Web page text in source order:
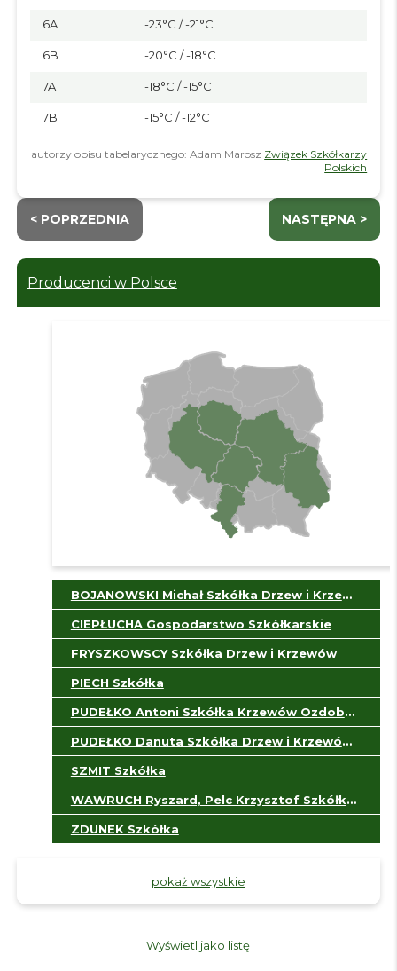
6A -23°C / -21°C
6B -20°C / -18°C
7A -18°C / -15°C
7B -15°C / -12°C
autorzy opisu tabelarycznego: Adam Marosz Związek Szkółkarzy
Polskich
< POPRZEDNIA NASTĘPNA >
Producenci w Polsce
BOJANOWSKI Michał Szkółka Drzew i Krzewów Ozdobnych i Zalesieniowych
CIEPŁUCHA Gospodarstwo Szkółkarskie
FRYSZKOWSCY Szkółka Drzew i Krzewów
PIECH Szkółka
PUDEŁKO Antoni Szkółka Krzewów Ozdobnych
PUDEŁKO Danuta Szkółka Drzew i Krzewów Ozdobnych
SZMIT Szkółka
WAWRUCH Ryszard, Pelc Krzysztof Szkółka Roślin Owocowych i Ozdobnych w Pojemnikach „Józefina”
ZDUNEK Szkółka
pokaż wszystkie
Wyświetl jako listę